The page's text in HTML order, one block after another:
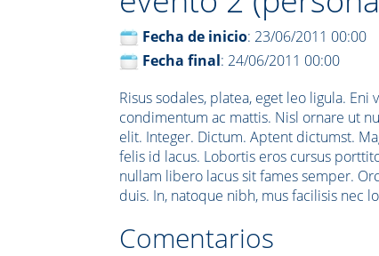
Fecha de inicio: 23/06/2011 00:00
Fecha final: 24/06/2011 00:00
Risus sodales, platea, eget leo ligula.
condimentum ac mattis. Nisl ornare ut
elit. Integer. Dictum. Aptent dictumst.
felis id lacus. Lobortis eros cursus
nullam libero lacus sit fames semper.
duis. In, natoque nibh, mus facilisis nec
Comentarios